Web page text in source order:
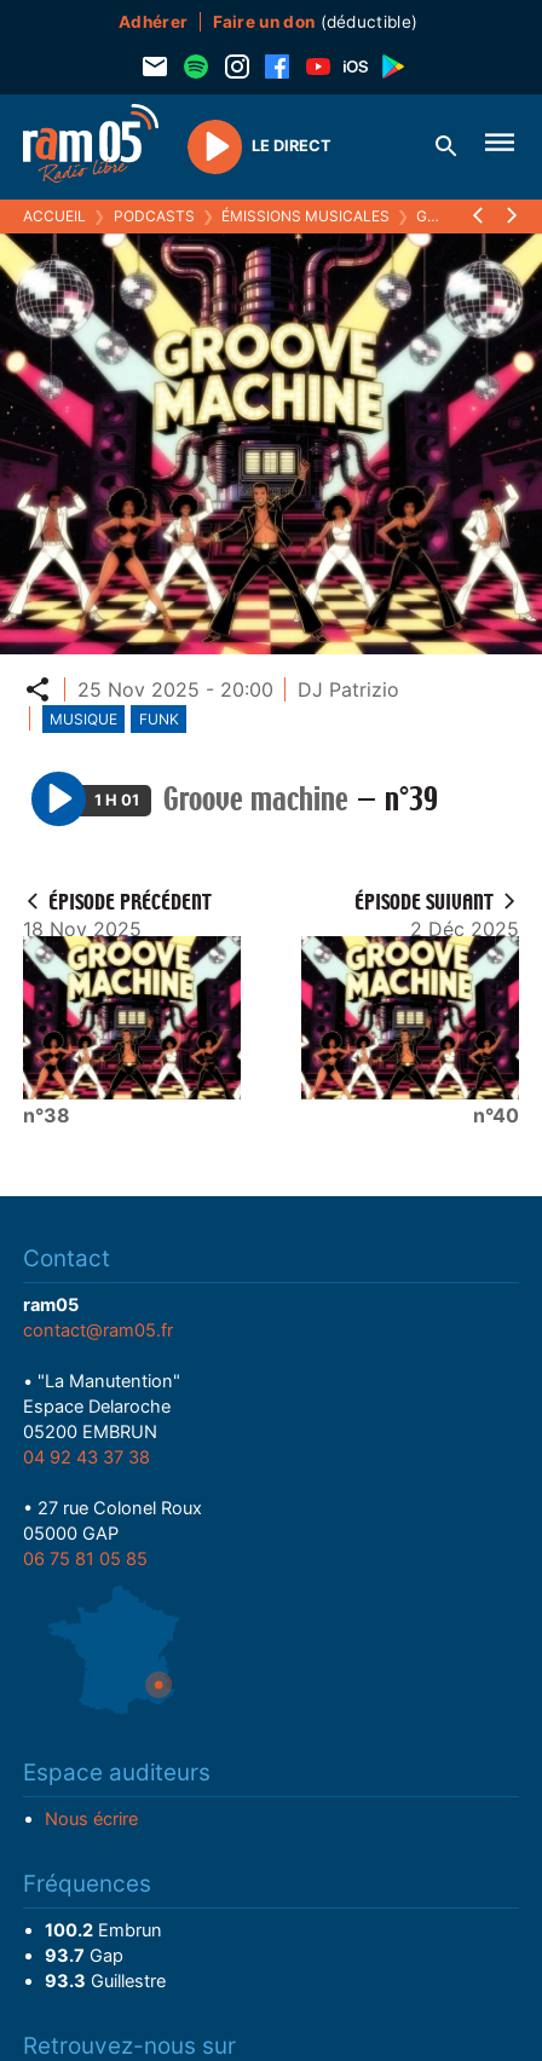
Adhérer Faire un don (déductible)
Play
LE DIRECT
ACCUEIL ❯ PODCASTS ❯ ÉMISSIONS MUSICALES ❯ GROOVE MACHINE
Partager
25 Nov 2025 - 20:00 DJ Patrizio
MUSIQUE FUNK
P
y
1 H 01 Groove machine — n°39
ÉPISODE PRÉCÉDENT
18 Nov 2025
n°38
ÉPISODE SUIVANT
2 Déc 2025
n°40
Contact
ram05
contact@ram05.fr
• "La Manutention"
Espace Delaroche
05200 EMBRUN
04 92 43 37 38
• 27 rue Colonel Roux
05000 GAP
06 75 81 05 85
Espace auditeurs
Nous écrire
Fréquences
100.2Embrun
93.7 Gap
93.3 Guillestre
Retrouvez-nous sur